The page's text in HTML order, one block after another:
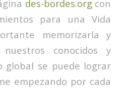
des-bordes.orgcon
para una Vida
memorizarla y
conocidos y
global se puede lograr
empezando por cada